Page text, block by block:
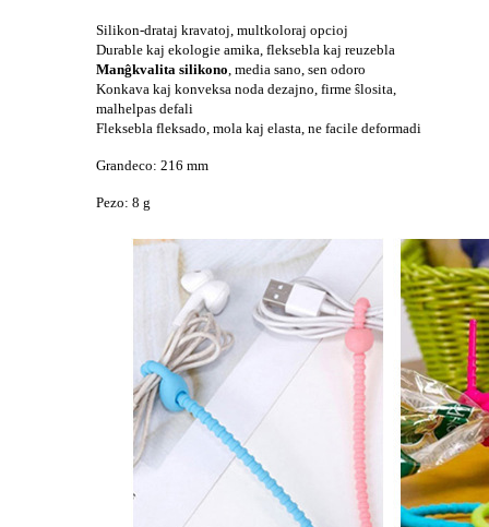
Silikon-drataj kravatoj, multkoloraj opcioj
Durable kaj ekologie amika, fleksebla kaj reuzebla
Manĝkvalita silikono, media sano, sen odoro
Konkava kaj konveksa noda dezajno, firme ŝlosita,
malhelpas defali
Fleksebla fleksado, mola kaj elasta, ne facile deformadi
Grandeco: 216 mm
Pezo: 8 g